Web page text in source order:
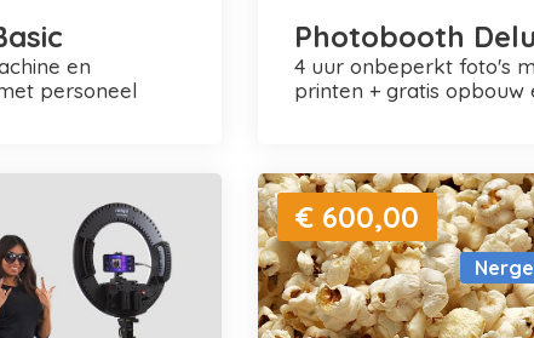
personeel
Photobooth
4 uur onbeperkt foto's maken en
printen + gratis opbouw
€ 600,00